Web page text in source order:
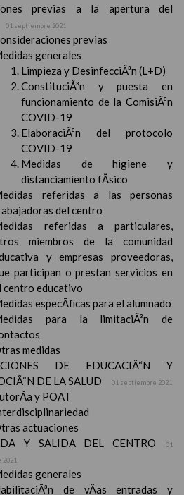
previas a la apertura del
01 septiembre 2021
previas
generales
Limpieza y DesinfecciÃ³n (L+D)
ConstituciÃ³n y puesta en
funcionamiento de la ComisiÃ³n
COVID-19
ElaboraciÃ³n del protocolo
COVID-19
Medidas de higiene y
distanciamiento fÃ­sico
referidas a las personas
del centro
referidas a particulares,
miembros de la comunidad
y empresas proveedoras,
participan o prestan servicios en
centro educativo
especÃ­ficas para el alumnado
para la limitaciÃ³n de
medidas
DE EDUCACIÃ“N Y
DE LA SALUD
01 septiembre 2021
y POAT
actuaciones
Y SALIDA DEL CENTRO
01
generales
de vÃ­as entradas y